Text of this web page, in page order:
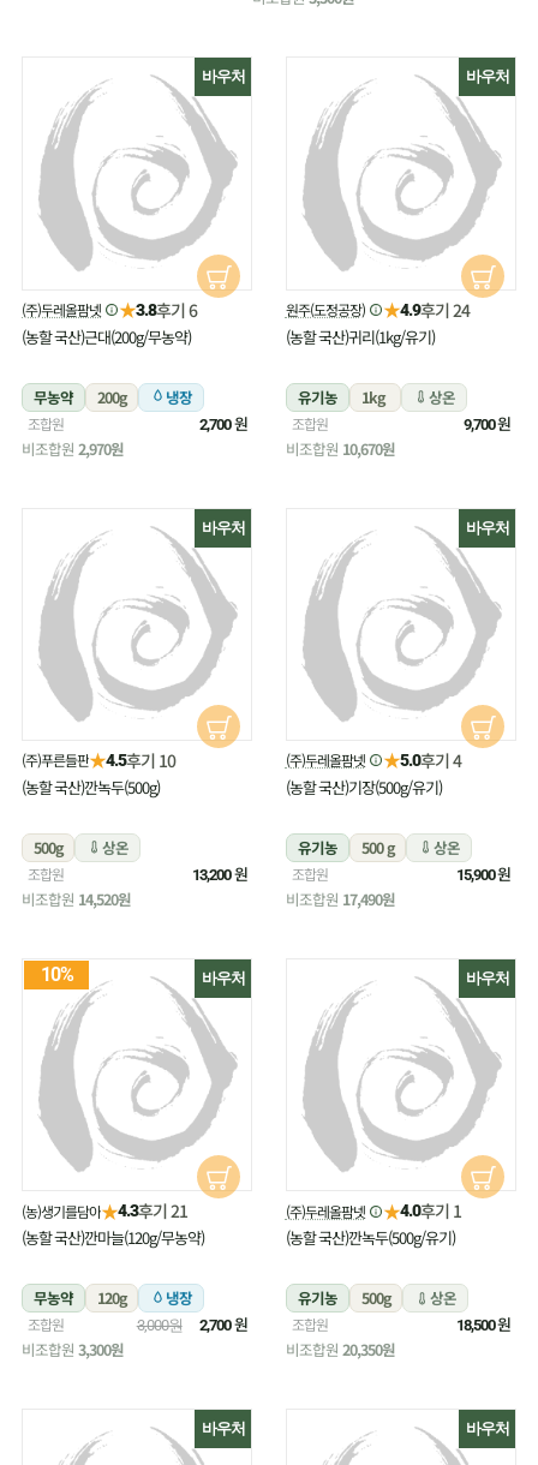
바우처
원주(도정공장) ★4.9후기 24
(농할 국산)귀리(1kg/유기)
유기농 1kg 상온
조합원 9,700원
비조합원 10,670원
바우처
(주)두레올팜넷 ★3.8후기 6
(농할 국산)근대(200g/무농약)
무농약 200g 냉장
조합원 2,700원
비조합원 2,970원
바우처
(주)두레올팜넷 ★5.0후기 4
(농할 국산)기장(500g/유기)
유기농 500 g 상온
조합원 15,900원
비조합원 17,490원
바우처
(주)푸른들판★4.5후기 10
(농할 국산)깐녹두(500g)
500g 상온
조합원 13,200원
비조합원 14,520원
바우처
(주)두레올팜넷 ★4.0후기 1
(농할 국산)깐녹두(500g/유기)
유기농 500g 상온
조합원 18,500원
비조합원 20,350원
바우처
10%
(농)생기를담아★4.3후기 21
(농할 국산)깐마늘(120g/무농약)
무농약 120g 냉장
조합원 3,000원 2,700원
비조합원 3,300원
바우처
바우처